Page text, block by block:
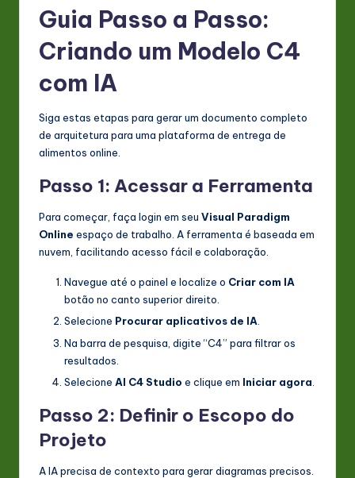
Guia Passo a Passo:
Criando um Modelo C4
com IA
Siga estas etapas para gerar um documento completo
de arquitetura para uma plataforma de entrega de
alimentos online.
Passo 1: Acessar a Ferramenta
Para começar, faça login em seu Visual Paradigm
Online espaço de trabalho. A ferramenta é baseada em
nuvem, facilitando acesso fácil e colaboração.
Navegue até o painel e localize o Criar com IA
botão no canto superior direito.
Selecione Procurar aplicativos de IA.
Na barra de pesquisa, digite “C4” para filtrar os
resultados.
Selecione AI C4 Studio e clique em Iniciar agora
Passo 2: Definir o Escopo do
Projeto
A IA precisa de contexto para gerar diagramas precisos.